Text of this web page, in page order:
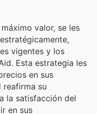
valor, se les
vigentes y los
Esta estrategia les
en sus
su
la satisfacción del
en sus